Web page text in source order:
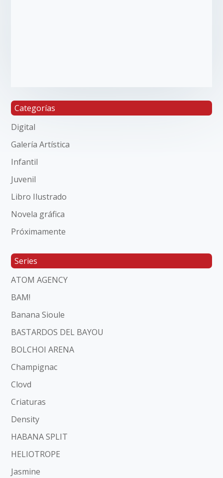
Categorías
Digital
Galería Artística
Infantil
Juvenil
Libro Ilustrado
Novela gráfica
Próximamente
Series
ATOM AGENCY
BAM!
Banana Sioule
BASTARDOS DEL BAYOU
BOLCHOI ARENA
Champignac
Clovd
Criaturas
Density
HABANA SPLIT
HELIOTROPE
Jasmine